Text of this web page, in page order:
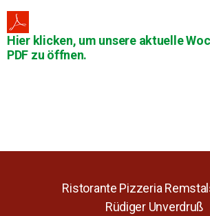
Hier klicken, um unsere aktuelle
PDF zu öffnen.
Ristorante Pizzeria
Rüdiger Unverdruß